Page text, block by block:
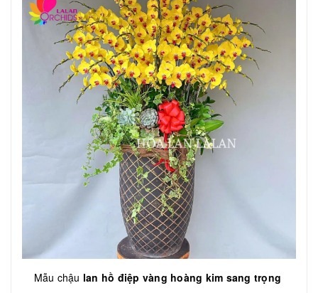
Mẫu chậu lan hồ điệp vàng hoàng kim sang trọng